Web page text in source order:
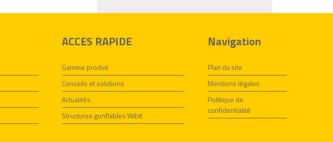
ACCES RAPIDE
Gamme produit
Conseils et solutions
Actualités
Structures gonflables Wibit
Navigation
Plan du site
Mentions légales
Politique de
confidentialité